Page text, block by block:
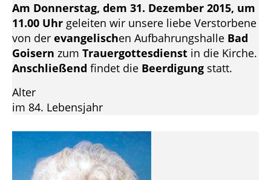
Am Donnerstag, dem 31. Dezember 2015, um
11.00 Uhr geleiten wir unsere liebe Verstorbene
von der evangelischen Aufbahrungshalle Bad
Goisern zum Trauergottesdienst in die Kirche.
Anschließend findet die Beerdigung statt.
Alter
im 84. Lebensjahr